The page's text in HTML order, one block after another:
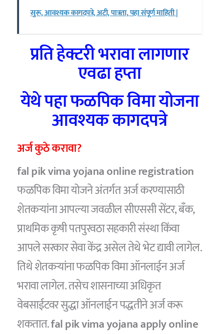
सुरू, आवश्यक कागदपत्रे, अटी, पात्रता, पहा संपूर्ण माहिती |
प्रति हेक्टरी भरावा लागणार
एवढा हप्ता
येथे पहा फळपिक विमा योजना
आवश्यक कागदपत्रे
अर्ज कुठे करावा?
fal pik vima yojana online registration
फळपिक विमा योजने अंतर्गत अर्ज करण्यासाठी
शेतकऱ्यांना आपल्या जवळील सीएससी सेंटर, बँक,
प्राथमिक कृषी पतपुरवठा सहकारी संस्था किंवा
आपले सरकार सेवा केंद्र असेल तेथे भेट द्यावी लागेल.
तिथे शेतकऱ्यांना फळपिक विमा ऑनलाईन अर्ज
भरावा लागेल. तसेच शासनाच्या अधिकृत
वेबसाईटवर सुद्धा ऑनलाईन पद्धतीने अर्ज करू
शकतात.fal pik vima yojana apply online